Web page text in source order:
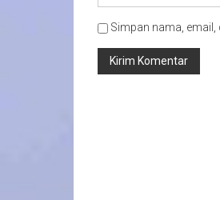
Simpan nama,